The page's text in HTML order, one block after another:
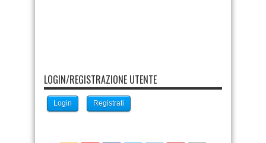
LOGIN/REGISTRAZIONE UTENTE
Login Registrati